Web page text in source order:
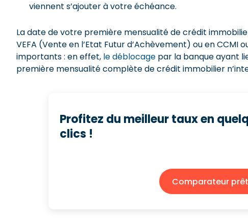
viennent s’ajouter à votre échéance.
La date de votre première mensualité de crédit
VEFA (Vente en l’Etat Futur d’Achèvement) ou en CCMI
importants : en effet, le déblocage par la banque ayant
première mensualité complète de crédit immobilier
Profitez du meilleur taux en
clics !
Comparateur